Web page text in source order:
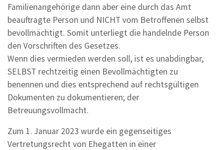
Familienangehörige dann aber eine durch das Amt
beauftragte Person und NICHT vom Betroffenen selbst
bevollmächtigt. Somit unterliegt die handelnde Person
den Vorschriften des Gesetzes.
Wenn dies vermieden werden soll, ist es unabdingbar,
SELBST rechtzeitig einen Bevollmächtigten zu
benennen und dies entsprechend auf rechtsgültigen
Dokumenten zu dokumentieren; der
Betreuungsvollmacht.
Zum 1. Januar 2023 wurde ein gegenseitiges
Vertretungsrecht von Ehegatten in einer